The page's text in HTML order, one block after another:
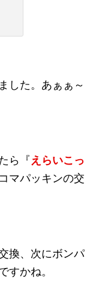
した。あぁぁ～
ら『 えらいこっ
マパッキンの交
換、次にボンパ
すかね。